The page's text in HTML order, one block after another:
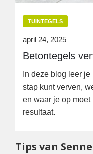
TUINTEGELS
april 24, 2025
Betontegels
In deze blog leer
stap kunt verven,
en waar je op
resultaat.
Tips van